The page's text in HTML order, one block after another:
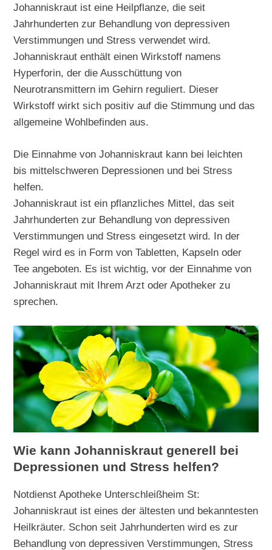
Johanniskraut ist eine Heilpflanze, die seit
Jahrhunderten zur Behandlung von depressiven
Verstimmungen und Stress verwendet wird.
Johanniskraut enthält einen Wirkstoff namens
Hyperforin, der die Ausschüttung von
Neurotransmittern im Gehirn reguliert. Dieser
Wirkstoff wirkt sich positiv auf die Stimmung und das
allgemeine Wohlbefinden aus.
Die Einnahme von Johanniskraut kann bei leichten
bis mittelschweren Depressionen und bei Stress
helfen.
Johanniskraut ist ein pflanzliches Mittel, das seit
Jahrhunderten zur Behandlung von depressiven
Verstimmungen und Stress eingesetzt wird. In der
Regel wird es in Form von Tabletten, Kapseln oder
Tee angeboten. Es ist wichtig, vor der Einnahme von
Johanniskraut mit Ihrem Arzt oder Apotheker zu
sprechen.
Wie kann Johanniskraut generell bei
Depressionen und Stress helfen?
Notdienst Apotheke Unterschleißheim St:
Johanniskraut ist eines der ältesten und bekanntesten
Heilkräuter. Schon seit Jahrhunderten wird es zur
Behandlung von depressiven Verstimmungen, Stress